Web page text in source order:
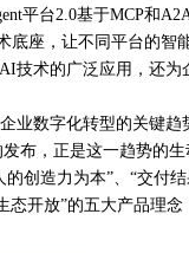
平台2.0基于MCP和
底座，让不同平台的智
技术的广泛应用，还为
业数字化转型的关键趋
布，正是这一趋势的
创造力为本”、“交付
态开放”的五大产品理念